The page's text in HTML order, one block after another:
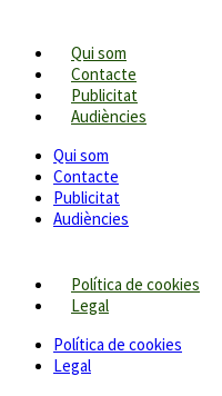
Qui som
Contacte
Publicitat
Audiències
Qui som
Contacte
Publicitat
Audiències
Política de cookies
Legal
Política de cookies
Legal